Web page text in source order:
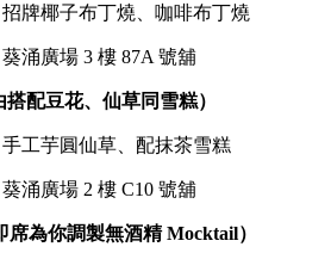
招牌椰子布丁燒、咖啡布丁燒
葵涌廣場 3 樓 87A 號舖
配豆花、仙草同雪糕）
手工芋圓仙草、配抹茶雪糕
葵涌廣場 2 樓 C10 號舖
席為你調製無酒精 Mocktail）